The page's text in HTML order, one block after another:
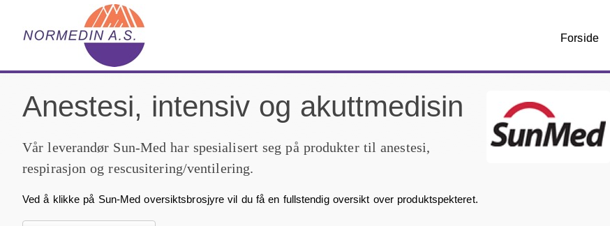
Forside
Anestesi, intensiv og akuttmedisin
Vår leverandør Sun-Med har spesialisert seg på produkter til anestesi,
respirasjon og rescusitering/ventilering.
Ved å klikke på Sun-Med oversiktsbrosjyre vil du få en fullstendig oversikt over produktspekteret.